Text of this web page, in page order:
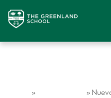
» »